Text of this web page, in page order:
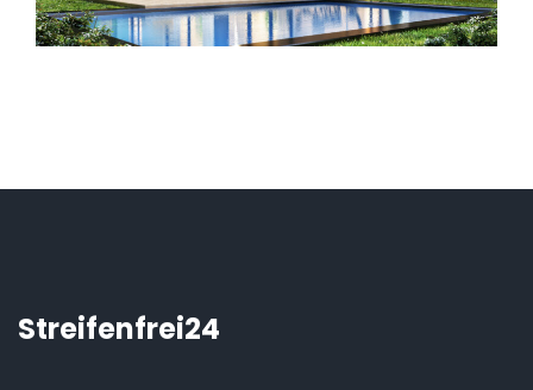
Streifenfrei24